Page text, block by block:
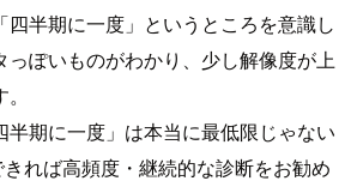
半期に一度」というところを意識し
っぽいものがわかり、少し解像度が上
半期に一度」は本当に最低限じゃない
れば高頻度・継続的な診断をお勧め